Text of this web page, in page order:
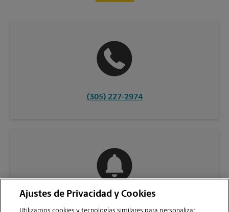
(305) 227-2974
Ajustes de Privacidad y Cookies